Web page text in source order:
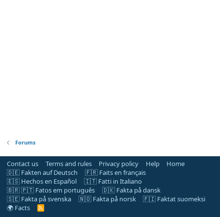
Forums
Contact us Terms and rules Privacy policy Help
Home
🇩🇪 Fakten auf Deutsch
🇫🇷 Faits en français
🇪🇸 Hechos en Español
🇮🇹 Fatti in Italiano
🇧🇷 🇵🇹 Fatos em português
🇩🇰 Fakta på dansk
🇸🇪 Fakta på svenska
🇳🇴 Fakta på norsk
🇫🇮 Faktat suomeksi
🌍 Facts
R